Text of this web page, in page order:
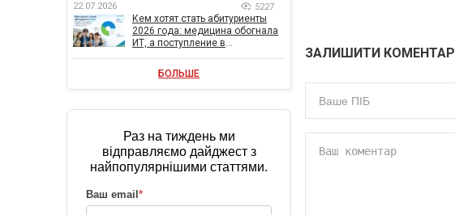
ЗАЛИШИТИ КОМЕНТАР
22.07.2026 5227
Кем хотят стать абитуриенты
2026 года: медицина обогнала
ИТ, а поступление в
главной целью
БОЛЬШЕ
Раз на тиждень ми
відправляємо дайджест з
найпопулярнішими статтями.
Ваш email *